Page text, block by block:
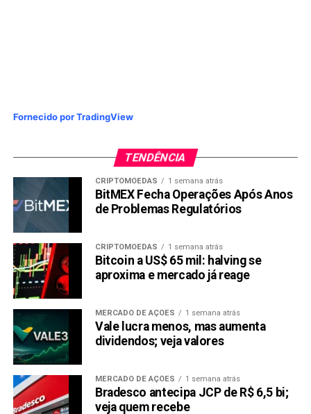
Fornecido por TradingView
TENDÊNCIA
CRIPTOMOEDAS 1 semana atrás
BitMEX Fecha Operações Após Anos
de Problemas Regulatórios
CRIPTOMOEDAS 1 semana atrás
Bitcoin a US$ 65 mil: halving se
aproxima e mercado já reage
MERCADO DE AÇÕES 1 semana atrás
Vale lucra menos, mas aumenta
dividendos; veja valores
MERCADO DE AÇÕES 1 semana atrás
Bradesco antecipa JCP de R$ 6,5 bi;
veja quem recebe